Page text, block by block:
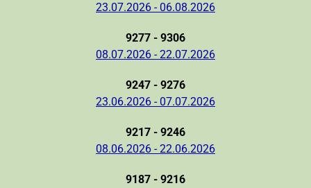
23.07.2026 - 06.08.2026
9277 - 9306
08.07.2026 - 22.07.2026
9247 - 9276
23.06.2026 - 07.07.2026
9217 - 9246
08.06.2026 - 22.06.2026
9187 - 9216